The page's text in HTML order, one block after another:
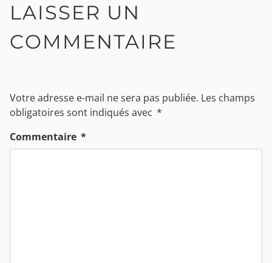
LAISSER UN
COMMENTAIRE
Votre adresse e-mail ne sera pas publiée. Les champs
obligatoires sont indiqués avec *
Commentaire *